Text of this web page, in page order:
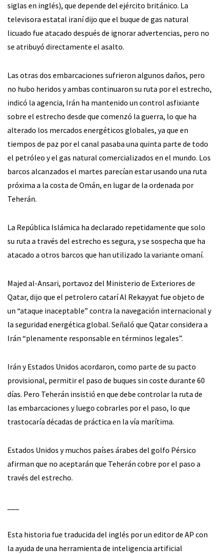
siglas en inglés), que depende del ejército británico. La
televisora estatal iraní dijo que el buque de gas natural
licuado fue atacado después de ignorar advertencias, pero no
se atribuyó directamente el asalto.
Las otras dos embarcaciones sufrieron algunos daños, pero
no hubo heridos y ambas continuaron su ruta por el estrecho,
indicó la agencia, Irán ha mantenido un control asfixiante
sobre el estrecho desde que comenzó la guerra, lo que ha
alterado los mercados energéticos globales, ya que en
tiempos de paz por el canal pasaba una quinta parte de todo
el petróleo y el gas natural comercializados en el mundo. Los
barcos alcanzados el martes parecían estar usando una ruta
próxima a la costa de Omán, en lugar de la ordenada por
Teherán.
La República Islámica ha declarado repetidamente que solo
su ruta a través del estrecho es segura, y se sospecha que ha
atacado a otros barcos que han utilizado la variante omaní.
Majed al-Ansari, portavoz del Ministerio de Exteriores de
Qatar, dijo que el petrolero catarí Al Rekayyat fue objeto de
un “ataque inaceptable” contra la navegación internacional y
la seguridad energética global. Señaló que Qatar considera a
Irán “plenamente responsable en términos legales”.
Irán y Estados Unidos acordaron, como parte de su pacto
provisional, permitir el paso de buques sin coste durante 60
días. Pero Teherán insistió en que debe controlar la ruta de
las embarcaciones y luego cobrarles por el paso, lo que
trastocaría décadas de práctica en la vía marítima.
Estados Unidos y muchos países árabes del golfo Pérsico
afirman que no aceptarán que Teherán cobre por el paso a
través del estrecho.
Esta historia fue traducida del inglés por un editor de AP con
la ayuda de una herramienta de inteligencia artificial